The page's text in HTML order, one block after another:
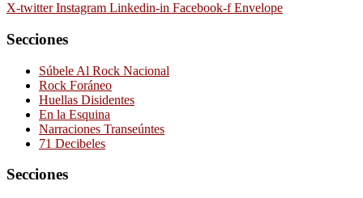
X-twitter Instagram Linkedin-in Facebook-f Envelope
Secciones
Súbele Al Rock Nacional
Rock Foráneo
Huellas Disidentes
En la Esquina
Narraciones Transeúntes
71 Decibeles
Secciones